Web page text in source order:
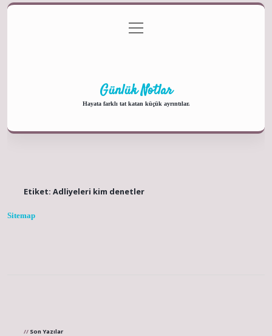
Gizlilik Politikası
menüyü
aç
Günlük Notlar
Hayata farklı tat katan küçük ayrıntılar.
Etiket: Adliyeleri kim denetler
Sitemap
Son Yazılar